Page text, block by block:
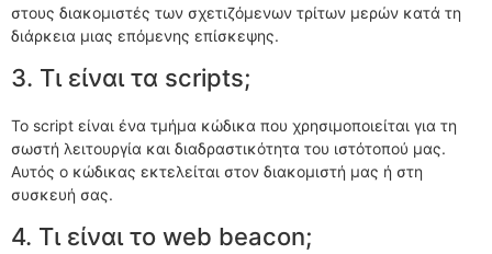
στους διακομιστές των σχετιζόμενων τρίτων μερών κατά τη
διάρκεια μιας επόμενης επίσκεψης.
3. Τι είναι τα scripts;
Το script είναι ένα τμήμα κώδικα που χρησιμοποιείται για τη
σωστή λειτουργία και διαδραστικότητα του ιστότοπού μας.
Αυτός ο κώδικας εκτελείται στον διακομιστή μας ή στη
συσκευή σας.
4. Τι είναι το web beacon;